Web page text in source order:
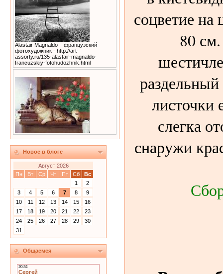
Alastair Magnaldo – французский
фотохудожник - http://art-
assorty.ru/135-alastair-magnaldo-
francuzskiy-fotohudozhnik.html
Новое в блоге
Август 2026
Пн
Вт Ср Чт Пт Сб
Вс
1
2
3
4 5 6 7 8
9
10
11 12 13 14 15
16
17
18 19 20 21 22
23
24
25 26 27 28 29
30
31
Общаемся
соцветие на
80
листочки
слегка
снаружи